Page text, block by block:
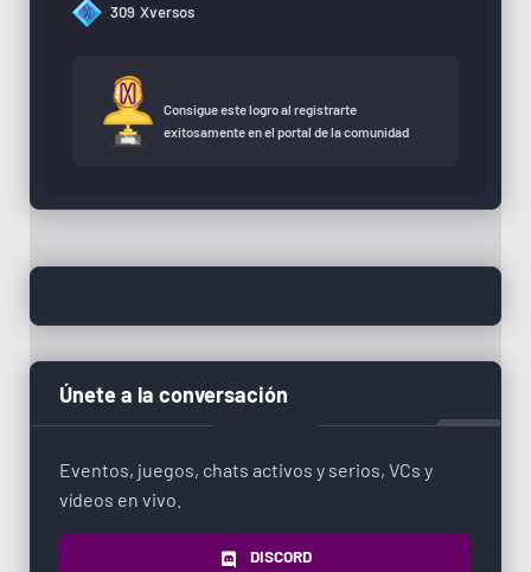
309 Xversos
Consigue este logro al registrarte
exitosamente en el portal de la comunidad
Únete a la conversación
Eventos, juegos, chats activos y serios, VCs y
vídeos en vivo.
DISCORD